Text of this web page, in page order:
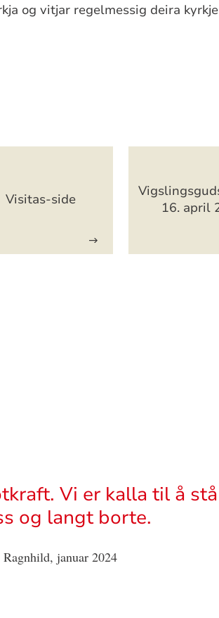
og vitjar regelmessig deira
Visitas-side
16. april
Vi er kalla til å
og langt borte.
januar 2024